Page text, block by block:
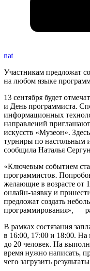
nat
Участникам предложат
на любом языке
13 сентября будет
и День программиста.
информационных
направлений
искусств «Музеон».
турниры по настольным
сообщила Наталья
«Ключевым событием
программистов.
желающие в возрасте от
онлайн-заявку и
предложат создать
программирования», —
В рамках состязания
в 16:00, 17:00 и 18:00.
до 20 человек. На
время нужно написать,
чего загрузить